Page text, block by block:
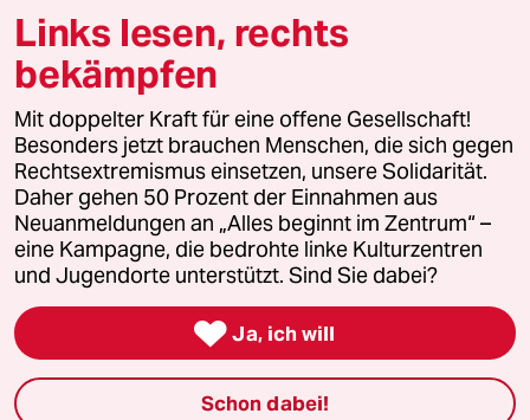
© 2026 taz Verlags und Vertriebs GmbH
Alle Rechte vorbehalten. Bei rechtlichen Fragen oder für Genehmigungen
wenden Sie sich bitte an
lizenzen@taz.de
Feedback Redaktionsstatut Kommune-Richtlinien
Leitlinie Informant Datenschutz Impressum AGB
Seitenwende Einwilligungen widerrufen (Ads)
Links lesen, rechts
bekämpfen
Mit doppelter Kraft für eine offene Gesellschaft!
Besonders jetzt brauchen Menschen, die sich gegen
Rechtsextremismus einsetzen, unsere Solidarität.
Daher gehen 50 Prozent der Einnahmen aus
Neuanmeldungen an „Alles beginnt im Zentrum“ –
eine Kampagne, die bedrohte linke Kulturzentren
und Jugendorte unterstützt. Sind Sie dabei?
 Ja, ich will
Schon dabei!